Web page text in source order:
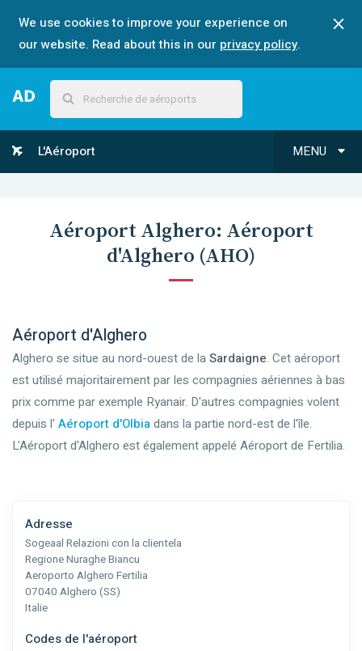
We use cookies to improve your experience on
our website. Read about this in our privacy policy.
MENU
L'Aéroport
Aéroport Alghero: Aéroport
d'Alghero (AHO)
Aéroport d'Alghero
Alghero se situe au nord-ouest de laSardaigne. Cet aéroport
est utilisé majoritairement par les compagnies aériennes à bas
prix comme par exemple Ryanair. D'autres compagnies volent
depuis l' Aéroport d'Olbiadans la partie nord-est de l'île.
L'Aéroport d'Alghero est également appelé Aéroport de Fertilia.
Adresse
Sogeaal Relazioni con la clientela
Regione Nuraghe Biancu
Aeroporto Alghero Fertilia
07040 Alghero (SS)
Italie
Codes de l'aéroport